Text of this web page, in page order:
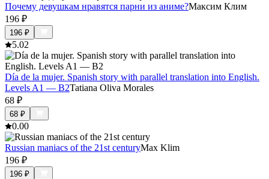
Почему девушкам нравятся парни из аниме?Максим Клим
196 ₽
196 ₽
5.02
Día de la mujer. Spanish story with parallel translation into English.
Levels A1 — B2Tatiana Oliva Morales
68 ₽
68 ₽
0.00
Russian maniacs of the 21st centuryMax Klim
196 ₽
196 ₽